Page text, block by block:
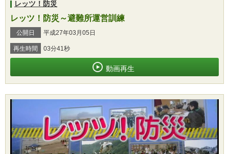
レッツ！防災
レッツ！防災～避難所運営訓練
公開日 平成27年03月05日
再生時間 03分41秒
動画再生